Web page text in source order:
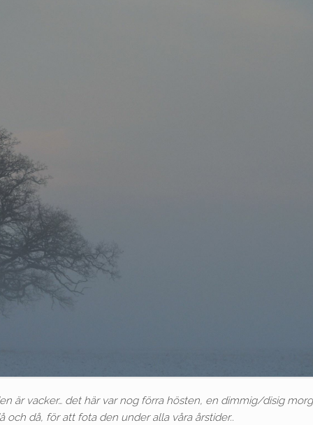
är vacker… det här var nog förra hösten, en dimmig/disig
och då, för att fota den under alla våra årstider..